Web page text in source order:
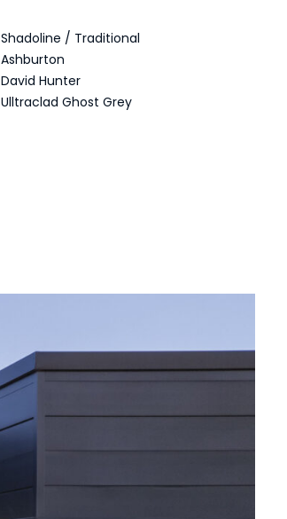
Shadoline / Traditional
Ashburton
David Hunter
Ulltraclad Ghost Grey